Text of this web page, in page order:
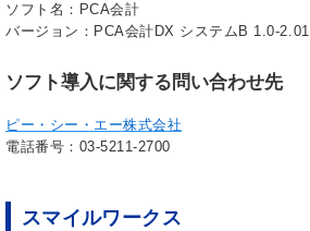
ソフト名：PCA会計
バージョン：PCA会計DX システムB 1.0-2.01
ソフト導入に関する問い合わせ先
ピー・シー・エー株式会社
電話番号：03-5211-2700
スマイルワークス